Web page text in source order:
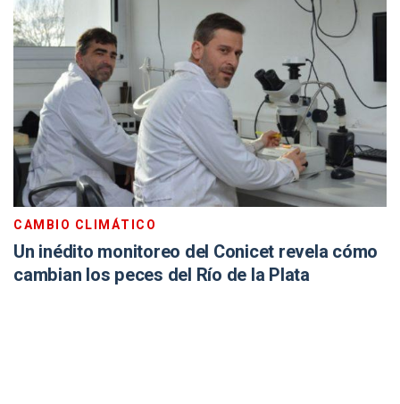
CAMBIO CLIMÁTICO
Un inédito monitoreo del Conicet revela cómo
cambian los peces del Río de la Plata